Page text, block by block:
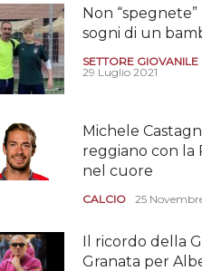
a faccia" Salerno-
GRANATA
2026
Non “spegnete”
sogni di un
SETTORE GIOVANILE
29 Luglio 2021
Michele
reggiano con la
nel cuore
CALCIO 25
Il ricordo della
Granata per